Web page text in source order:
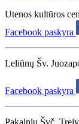
Utenos kultūros
Facebook paskyra
Leliūnų Šv.
Facebook paskyra
Pakalnių Švč.